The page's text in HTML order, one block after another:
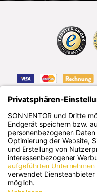
SONNENTOR
Sprögnitz 10,